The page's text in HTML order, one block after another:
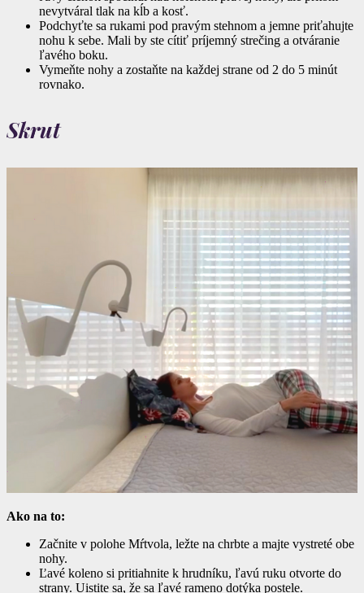
nevytváral tlak na kĺb a kosť.
Podchyťte sa rukami pod pravým stehnom a jemne priťahujte
nohu k sebe. Mali by ste cítiť príjemný strečing a otváranie
ľavého boku.
Vymeňte nohy a zostaňte na každej strane od 2 do 5 minút
rovnako.
Skrut
Ako na to:
Začnite v polohe Mŕtvola, ležte na chrbte a majte vystreté obe
nohy.
Ľavé koleno si pritiahnite k hrudníku, ľavú ruku otvorte do
strany. Uistite sa, že sa ľavé rameno dotýka postele.